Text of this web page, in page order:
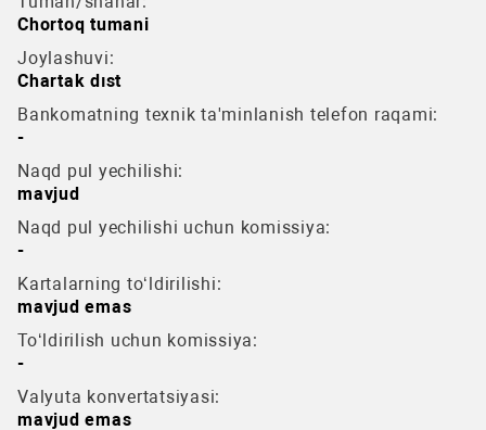
Chortoq tumani
Joylashuvi:
Chartak dıst
Bankomatning texnik ta'minlanish telefon raqami:
-
Naqd pul yechilishi:
mavjud
Naqd pul yechilishi uchun komissiya:
-
Kartalarning to‘ldirilishi:
mavjud emas
To‘ldirilish uchun komissiya:
-
Valyuta konvertatsiyasi:
mavjud emas